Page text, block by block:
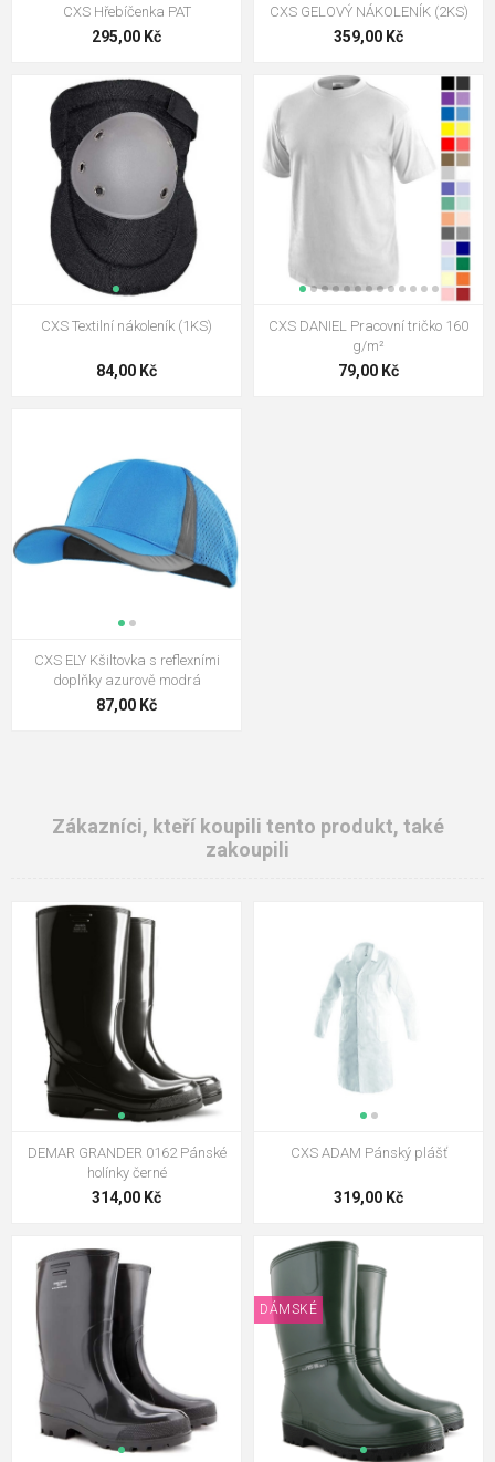
CXS Hřebíčenka PAT
295,00 Kč
CXS GELOVÝ NÁKOLENÍK (2KS)
359,00 Kč
CXS Textilní nákoleník (1KS)
84,00 Kč
CXS DANIEL Pracovní tričko 160
g/m²
79,00 Kč
CXS ELY Kšiltovka s reflexními
doplňky azurově modrá
87,00 Kč
Zákazníci, kteří koupili tento produkt, také
zakoupili
DEMAR GRANDER 0162 Pánské
holínky černé
314,00 Kč
CXS ADAM Pánský plášť
319,00 Kč
DÁMSKÉ